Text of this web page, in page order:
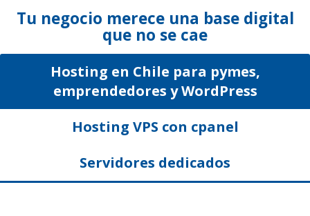
Tu negocio merece una base digital
que no se cae
Hosting en Chile para pymes,
emprendedores y WordPress
Hosting VPS con cpanel
Servidores dedicados